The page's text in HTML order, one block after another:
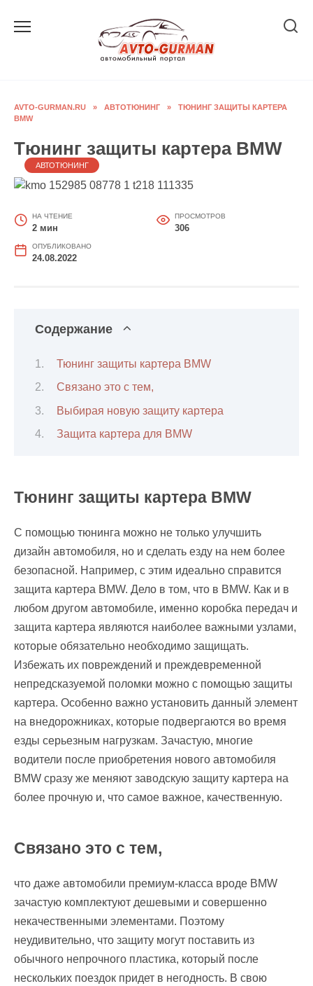
AVTO-GURMAN.RU » АВТОТЮНИНГ »
ТЮНИНГ ЗАЩИТЫ КАРТЕРА
BMW
Тюнинг защиты картера BMW
АВТОТЮНИНГ
НА ЧТЕНИЕ
2 мин
ПРОСМОТРОВ
306
ОПУБЛИКОВАНО
24.08.2022
Содержание
Тюнинг защиты картера BMW
Связано это с тем,
Выбирая новую защиту картера
Защита картера для BMW
Тюнинг защиты картера BMW
С помощью тюнинга можно не только улучшить
дизайн автомобиля, но и сделать езду на нем более
безопасной. Например, с этим идеально справится
защита картера BMW. Дело в том, что в BMW. Как и в
любом другом автомобиле, именно коробка передач и
защита картера являются наиболее важными узлами,
которые обязательно необходимо защищать.
Избежать их повреждений и преждевременной
непредсказуемой поломки можно с помощью защиты
картера. Особенно важно установить данный элемент
на внедорожниках, которые подвергаются во время
езды серьезным нагрузкам. Зачастую, многие
водители после приобретения нового автомобиля
BMW сразу же меняют заводскую защиту картера на
более прочную и, что самое важное, качественную.
Связано это с тем,
что даже автомобили премиум-класса вроде BMW
зачастую комплектуют дешевыми и совершенно
некачественными элементами. Поэтому
неудивительно, что защиту могут поставить из
обычного непрочного пластика, который после
нескольких поездок придет в негодность. В свою